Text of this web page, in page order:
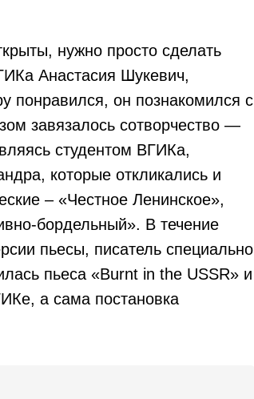
нужно просто сделать
Анастасия Шукевич,
понравился, он познакомился с
завязалось сотворчество —
студентом ВГИКа,
которые откликались и
– «Честное Ленинское»,
бордельный». В течение
пьесы, писатель специально
пьеса «Burnt in the USSR» и
а сама постановка